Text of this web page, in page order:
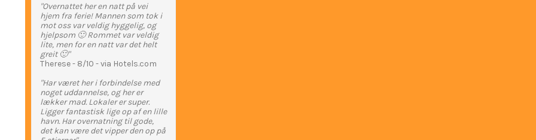
"Overnattet her en natt på vei
hjem fra ferie! Mannen som tok i
mot oss var veldig hyggelig, og
hjelpsom 🙂 Rommet var veldig
lite, men for en natt var det helt
greit 🙂"
Therese - 8/10 - via Hotels.com
"Har været her i forbindelse med
noget uddannelse, og her er
lækker mad. Lokaler er super.
Ligger fantastisk lige op af en lille
havn. Har overnatning til gode,
det kan være det vipper den op på